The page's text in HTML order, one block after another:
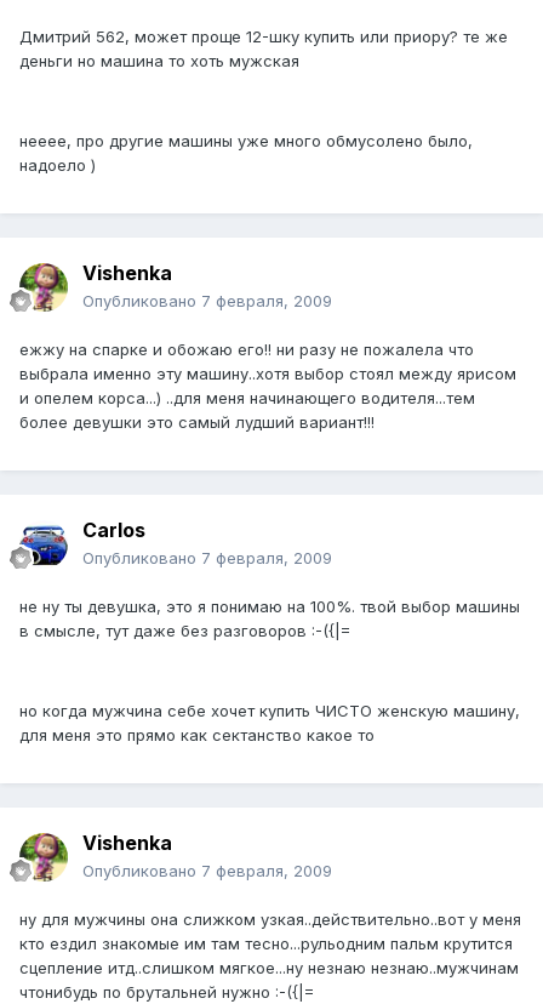
Дмитрий 562, может проще 12-шку купить или приору? те же
деньги но машина то хоть мужская
нееее, про другие машины уже много обмусолено было,
надоело )
Vishenka
Опубликовано 7 февраля, 2009
ежжу на спарке и обожаю его!! ни разу не пожалела что
выбрала именно эту машину..хотя выбор стоял между ярисом
и опелем корса...) ..для меня начинающего водителя...тем
более девушки это самый лудший вариант!!!
Carlos
Опубликовано 7 февраля, 2009
не ну ты девушка, это я понимаю на 100%. твой выбор машины
в смысле, тут даже без разговоров :-({|=
но когда мужчина себе хочет купить ЧИСТО женскую машину,
для меня это прямо как сектанство какое то
Vishenka
Опубликовано 7 февраля, 2009
ну для мужчины она слижком узкая..действительно..вот у меня
кто ездил знакомые им там тесно...рульодним пальм крутится
сцепление итд..слишком мягкое...ну незнаю незнаю..мужчинам
чтонибудь по брутальней нужно :-({|=